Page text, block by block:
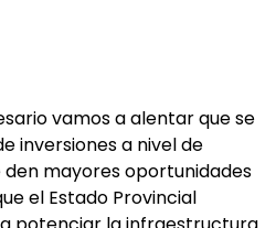
vamos a alentar que se
inversiones a nivel de
den mayores oportunidades
el Estado Provincial